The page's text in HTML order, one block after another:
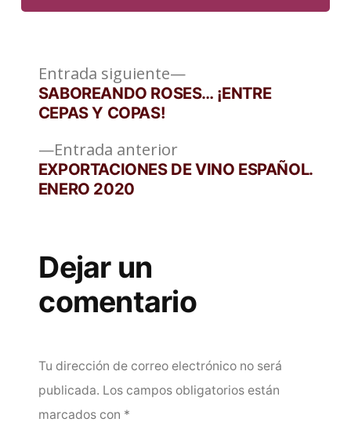
Navegación
de
entradas
Entrada anteriorEntrada
anterior:
EXPORTACIONES DE VINO ESPAÑOL.
ENERO 2020
Entrada siguiente
Entrada
siguiente:
SABOREANDO ROSES… ¡ENTRE
CEPAS Y COPAS!
Dejar un
comentario
Tu dirección de correo electrónico no será
publicada. Los campos obligatorios están
marcados con *